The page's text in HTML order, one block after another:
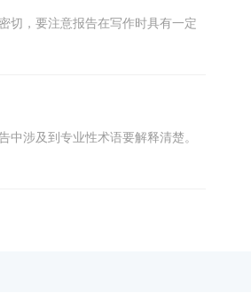
切，要注意报告在写作时具有一定
涉及到专业性术语要解释清楚。